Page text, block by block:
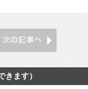
きます）